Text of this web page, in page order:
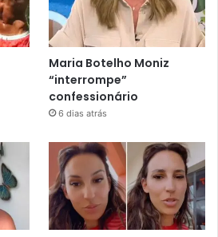
Maria Botelho Moniz
“interrompe”
confessionário
6 dias atrás